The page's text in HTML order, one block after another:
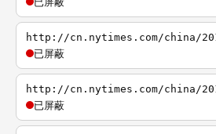
http://cn.nytimes.com/china/
已屏蔽
http://cn.nytimes.com/china/
已屏蔽